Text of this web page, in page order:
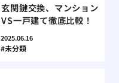
玄関鍵交換、マンション
VS一戸建て徹底比較！
2025.06.16
未分類